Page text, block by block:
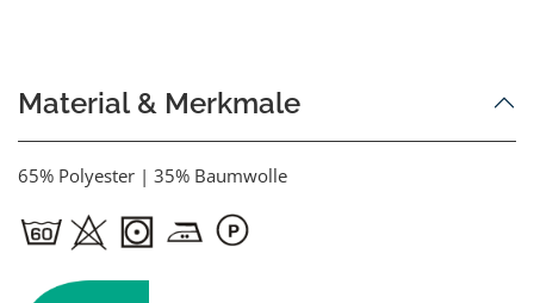
Material & Merkmale
65% Polyester | 35% Baumwolle